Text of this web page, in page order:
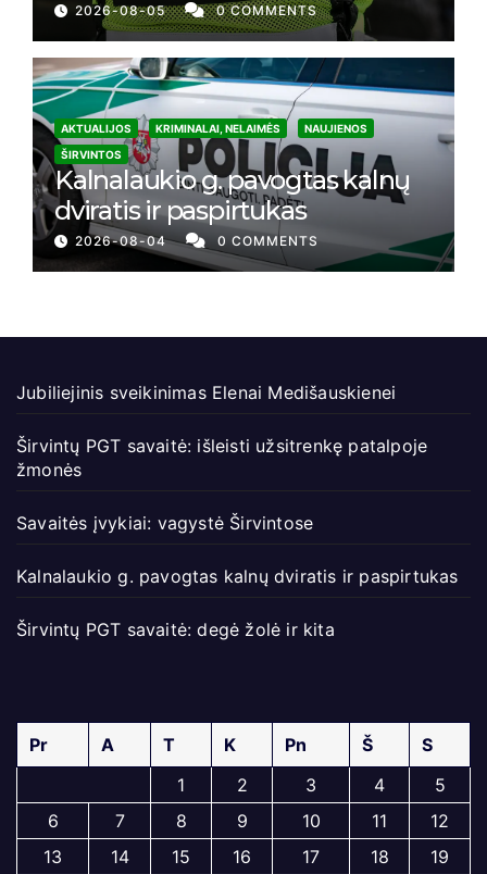
2026-08-05 0 COMMENTS
AKTUALIJOS KRIMINALAI, NELAIMĖS
NAUJIENOS
ŠIRVINTOS
Kalnalaukio g. pavogtas kalnų
dviratis ir paspirtukas
2026-08-04 0 COMMENTS
Jubiliejinis sveikinimas Elenai Medišauskienei
Širvintų PGT savaitė: išleisti užsitrenkę patalpoje
žmonės
Savaitės įvykiai: vagystė Širvintose
Kalnalaukio g. pavogtas kalnų dviratis ir paspirtukas
Širvintų PGT savaitė: degė žolė ir kita
Pr A T K Pn Š
S
1
2 3 4
5
6
7 8 9 10 11
12
13
14 15 16 17 18
19